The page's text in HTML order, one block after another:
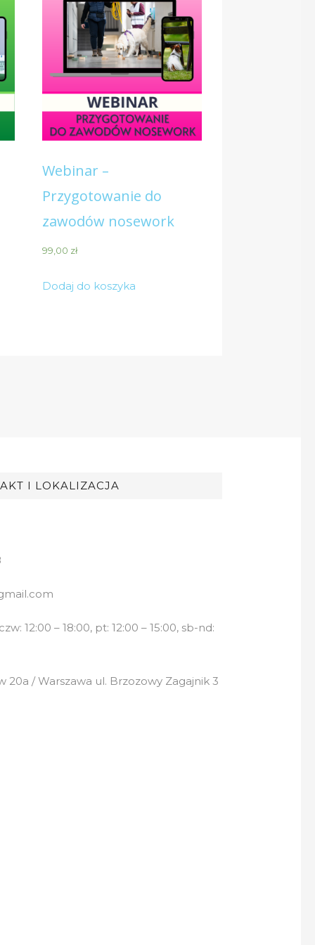
Webinar –
Przygotowanie do
zawodów nosework
99,00 zł
Dodaj do koszyka
I LOKALIZACJA
12:00 – 18:00, pt: 12:00 – 15:00, sb-nd:
20a / Warszawa ul. Brzozowy Zagajnik 3